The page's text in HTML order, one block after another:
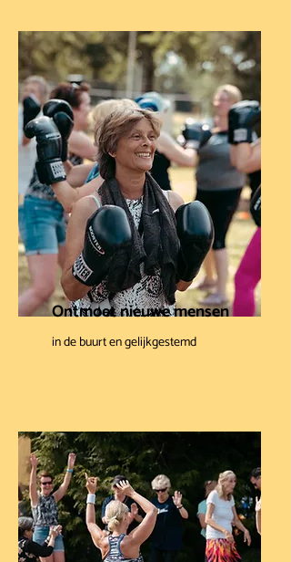
Ontmoet nieuwe mensen
in de buurt en gelijkgestemd